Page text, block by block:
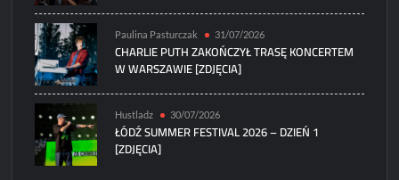
Paulina Pasturczak 31/07/2026
CHARLIE PUTH ZAKOŃCZYŁ TRASĘ KONCERTEM
W WARSZAWIE [ZDJĘCIA]
Hustladz 30/07/2026
ŁÓDŹ SUMMER FESTIVAL 2026 – DZIEŃ 1
[ZDJĘCIA]